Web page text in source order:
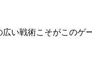
い戦術こそがこのゲ